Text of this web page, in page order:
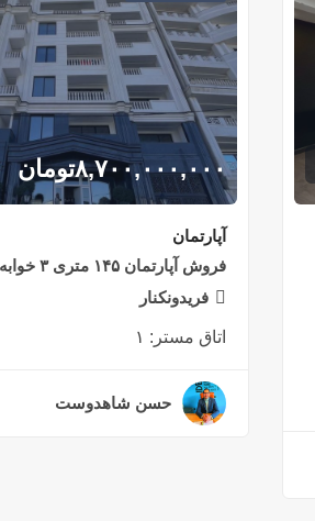
۸,۷۰۰,۰۰۰,۰۰۰تومان
آپارتمان
فروش آپارتمان ۱۴۵ متری ۳ خوابه در فریدونکنار
فریدونکنار
اتاق مستر: ۱
حسن شاهدوست